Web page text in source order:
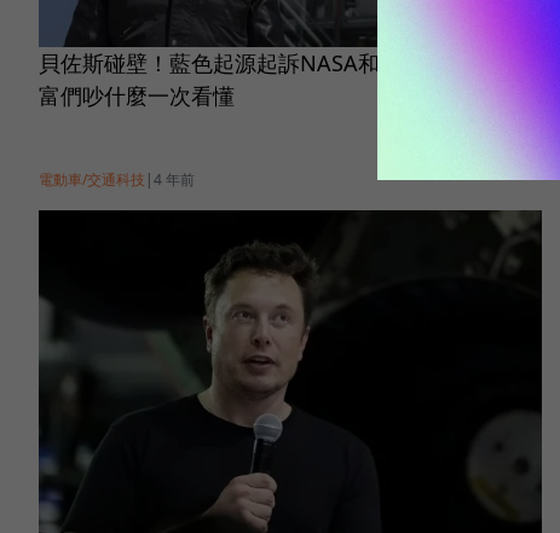
貝佐斯碰壁！藍色起源起訴NASA和SpaceX失敗，首
富們吵什麼一次看懂
電動車/交通科技 |4 年前